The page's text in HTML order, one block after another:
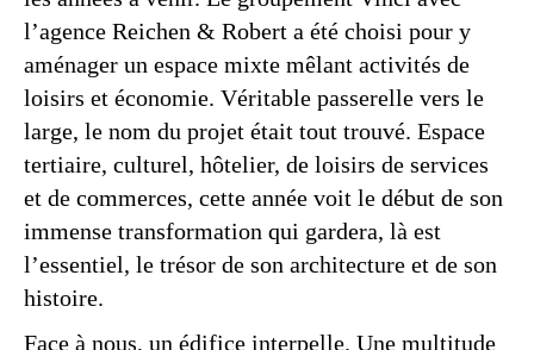
l’agence Reichen & Robert a été choisi pour y
aménager un espace mixte mêlant activités de
loisirs et économie. Véritable passerelle vers le
large, le nom du projet était tout trouvé. Espace
tertiaire, culturel, hôtelier, de loisirs de services
et de commerces, cette année voit le début de son
immense transformation qui gardera, là est
l’essentiel, le trésor de son architecture et de son
histoire.
Face à nous, un édifice interpelle. Une multitude